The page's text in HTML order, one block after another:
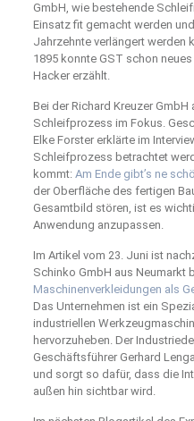
GmbH, wie bestehende
Einsatz fit gemacht werden
Jahrzehnte verlängert werden
1895 konnte GST schon
Hacker erzählt.
Bei der Richard Kreuzer
Schleifprozess im Fokus.
Elke Forster erklärte im
Schleifprozess betrachtet
kommt: Am Ende gibt’s ne
der Oberfläche des fertigen
Gesamtbild stören, ist es
Anwendung anzupassen.
Im Artikel vom 23. Juni ist
Schinko GmbH aus Neumarkt
Maschinenverkleidungen als
Das Unternehmen ist ein
industriellen
hervorzuheben. Der
Geschäftsführer Gerhard
und sorgt so dafür, dass die
außen hin sichtbar wird.